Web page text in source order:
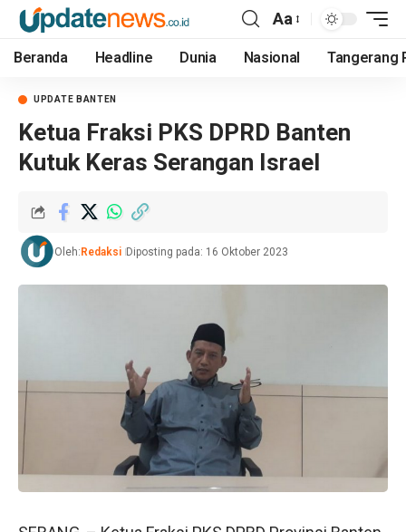
Aa
Beranda Headline Dunia Nasional Tangerang
UPDATE BANTEN
Ketua Fraksi PKS DPRD Banten
Kutuk Keras Serangan Israel
Oleh: Redaksi Diposting pada: 16 Oktober 2023